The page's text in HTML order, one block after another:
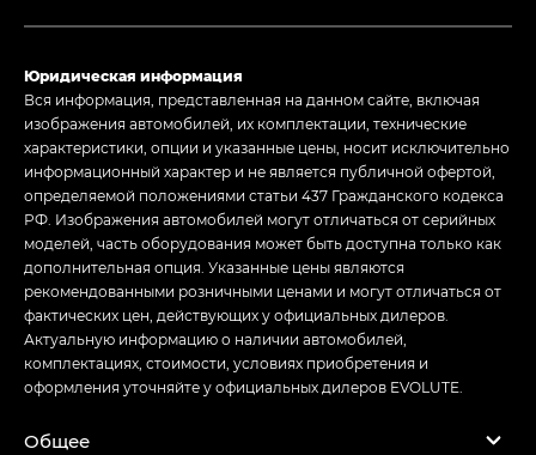
Юридическая информация
Вся информация, представленная на данном сайте, включая
изображения автомобилей, их комплектации, технические
характеристики, опции и указанные цены, носит исключительно
информационный характер и не является публичной офертой,
определяемой положениями статьи 437 Гражданского кодекса
РФ. Изображения автомобилей могут отличаться от серийных
моделей, часть оборудования может быть доступна только как
дополнительная опция. Указанные цены являются
рекомендованными розничными ценами и могут отличаться от
фактических цен, действующих у официальных дилеров.
Актуальную информацию о наличии автомобилей,
комплектациях, стоимости, условиях приобретения и
оформления уточняйте у официальных дилеров EVOLUTE.
Общее